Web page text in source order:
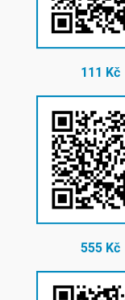
111 Kč
555 Kč